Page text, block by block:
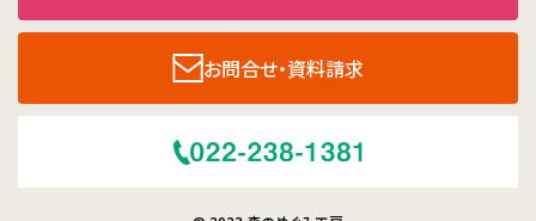
お問合せ・資料請求